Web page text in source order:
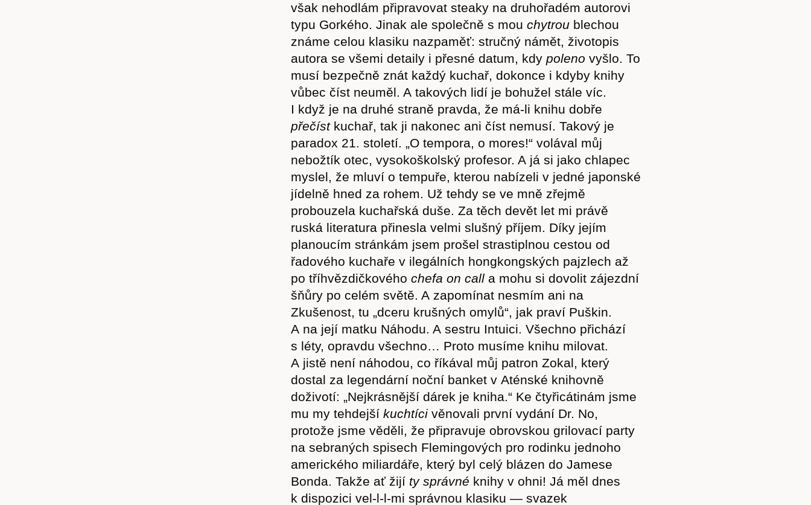
však nehodlám připravovat steaky na druhořadém autorovi
typu Gorkého. Jinak ale společně s mou chytrou blechou
známe celou klasiku nazpaměť: stručný námět, životopis
autora se všemi detaily i přesné datum, kdy poleno vyšlo. To
musí bezpečně znát každý kuchař, dokonce i kdyby knihy
vůbec číst neuměl. A takových lidí je bohužel stále víc.
I když je na druhé straně pravda, že má-li knihu dobře
přečíst kuchař, tak ji nakonec ani číst nemusí. Takový je
paradox 21. století. „O tempora, o mores!“ volával můj
nebožtík otec, vysokoškolský profesor. A já si jako chlapec
myslel, že mluví o tempuře, kterou nabízeli v jedné japonské
jídelně hned za rohem. Už tehdy se ve mně zřejmě
probouzela kuchařská duše. Za těch devět let mi právě
ruská literatura přinesla velmi slušný příjem. Díky jejím
planoucím stránkám jsem prošel strastiplnou cestou od
řadového kuchaře v ilegálních hongkongských pajzlech až
po tříhvězdičkového chefa on call a mohu si dovolit zájezdní
šňůry po celém světě. A zapomínat nesmím ani na
Zkušenost, tu „dceru krušných omylů“, jak praví Puškin.
A na její matku Náhodu. A sestru Intuici. Všechno přichází
s léty, opravdu všechno… Proto musíme knihu milovat.
A jistě není náhodou, co říkával můj patron Zokal, který
dostal za legendární noční banket v Aténské knihovně
doživotí: „Nejkrásnější dárek je kniha.“ Ke čtyřicátinám jsme
mu my tehdejší kuchtíci věnovali první vydání Dr. No,
protože jsme věděli, že připravuje obrovskou grilovací party
na sebraných spisech Flemingových pro rodinku jednoho
amerického miliardáře, který byl celý blázen do Jamese
Bonda. Takže ať žijí ty správné knihy v ohni! Já měl dnes
k dispozici vel-l-l-mi správnou klasiku — svazek